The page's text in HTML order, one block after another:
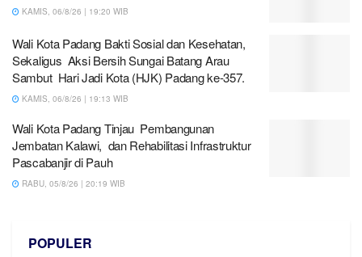
KAMIS, 06/8/26 | 19:20 WIB
Wali Kota Padang Bakti Sosial dan Kesehatan,
Sekaligus Aksi Bersih Sungai Batang Arau
Sambut Hari Jadi Kota (HJK) Padang ke-357.
KAMIS, 06/8/26 | 19:13 WIB
Wali Kota Padang Tinjau Pembangunan
Jembatan Kalawi, dan Rehabilitasi Infrastruktur
Pascabanjir di Pauh
RABU, 05/8/26 | 20:19 WIB
POPULER